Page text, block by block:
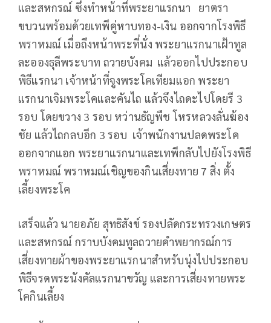
และสหกรณ์ ซึ่งทำหน้าที่พระยาแรกนา ยาตรา
ขบวนพร้อมด้วยเทพีคู่หาบทอง-เงิน ออกจากโรงพิธี
พราหมณ์ เมื่อถึงหน้าพระที่นั่ง พระยาแรกนาเฝ้าทูล
ละอองธุลีพระบาท ถวายบังคม แล้วออกไปประกอบ
พิธีแรกนา เจ้าหน้าที่จูงพระโคเทียมแอก พระยา
แรกนาเจิมพระโคและคันไถ แล้วจึงไถดะไปโดยรี 3
รอบ โดยขวาง 3 รอบ หว่านธัญพืช โหรหลวงลั่นฆ้อง
ชัย แล้วไถกลบอีก 3 รอบ เจ้าพนักงานปลดพระโค
ออกจากแอก พระยาแรกนาและเทพีกลับไปยังโรงพิธี
พราหมณ์ พราหมณ์เชิญของกินเสี่ยงทาย 7 สิ่ง ตั้ง
เลี้ยงพระโค
เสร็จแล้ว นายอภัย สุทธิสังข์ รองปลัดกระทรวงเกษตร
และสหกรณ์ กราบบังคมทูลถวายคำพยากรณ์การ
เสี่ยงทายผ้าของพระยาแรกนาสำหรับนุ่งไปประกอบ
พิธีจรดพระนังคัลแรกนาขวัญ และการเสี่ยงทายพระ
โคกินเลี้ยง